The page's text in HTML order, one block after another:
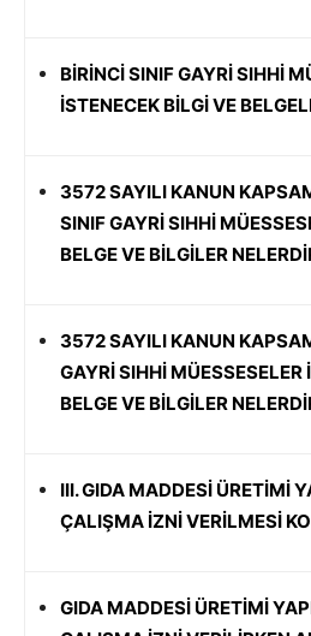
BİRİNCİ SINIF GAYRİ SIHHİ
İSTENECEK BİLGİ VE
3572 SAYILI KANUN
SINIF GAYRİ SIHHİ
BELGE VE BİLGİLER
3572 SAYILI KANUN
GAYRİ SIHHİ MÜESSESELER
BELGE VE BİLGİLER
III. GIDA MADDESİ ÜRETİMİ
ÇALIŞMA İZNİ VERİLMESİ
GIDA MADDESİ ÜRETİMİ